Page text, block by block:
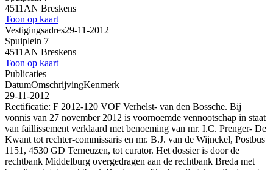
4511AN Breskens
Toon op kaart
Vestigingsadres29-11-2012
Spuiplein 7
4511AN Breskens
Toon op kaart
Publicaties
DatumOmschrijvingKenmerk
29-11-2012
Rectificatie: F 2012-120 VOF Verhelst- van den Bossche. Bij
vonnis van 27 november 2012 is voornoemde vennootschap in staat
van faillissement verklaard met benoeming van mr. I.C. Prenger- De
Kwant tot rechter-commissaris en mr. B.J. van de Wijnckel, Postbus
1151, 4530 GD Terneuzen, tot curator. Het dossier is door de
rechtbank Middelburg overgedragen aan de rechtbank Breda met